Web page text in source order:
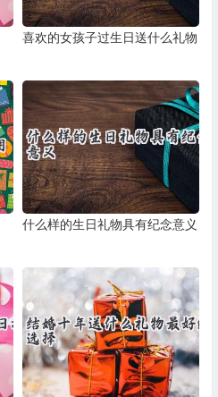
喜欢的女孩子过生日送什么礼物
什么样的生日礼物具有纪念意义